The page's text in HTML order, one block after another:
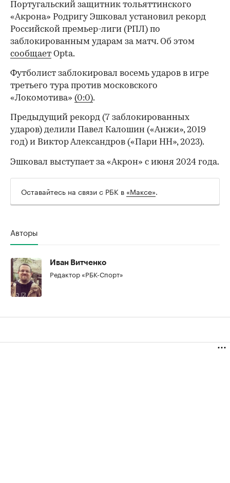
Португальский защитник тольяттинского
«Акрона» Родригу Эшковал установил рекорд
Российской премьер-лиги (РПЛ) по
заблокированным ударам за матч. Об этом
сообщает Opta.
Футболист заблокировал восемь ударов в игре
третьего тура против московского
«Локомотива» (0:0).
Предыдущий рекорд (7 заблокированных
ударов) делили Павел Калошин («Анжи», 2019
год) и Виктор Александров («Пари НН», 2023).
00:00 / 00:00
Эшковал выступает за «Акрон» с июня 2024 года.
Оставайтесь на связи с РБК в «Максе».
Авторы
Иван Витченко
Редактор «РБК-Спорт»